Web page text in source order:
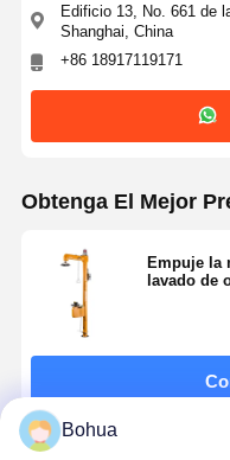
Control De
Calidad
Enjuague de ojos
Estación de lavado
Estación de lavado
Estación de lavado de
Edificio 13, No. 661 de
Shanghai, China
+86 18917119171
Obtenga El Mejor
Empuje la
lavado de
Bohua